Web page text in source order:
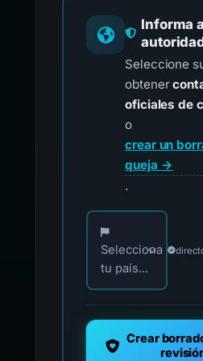
Informa
Seleccione
obtener
oficiales de
o
crear un
queja →
.
Elija su país para
Selecciona
tu país...
Crear